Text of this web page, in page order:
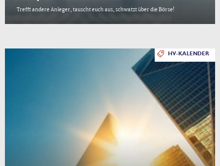
Trefft andere Anleger, tauscht euch aus, schwatzt über die Börse!
HV-KALENDER